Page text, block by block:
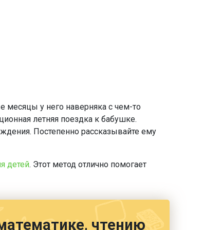
месяцы у него наверняка с чем-то
летняя поездка к бабушке.
Постепенно рассказывайте ему
детей. Этот метод отлично помогает
чтению